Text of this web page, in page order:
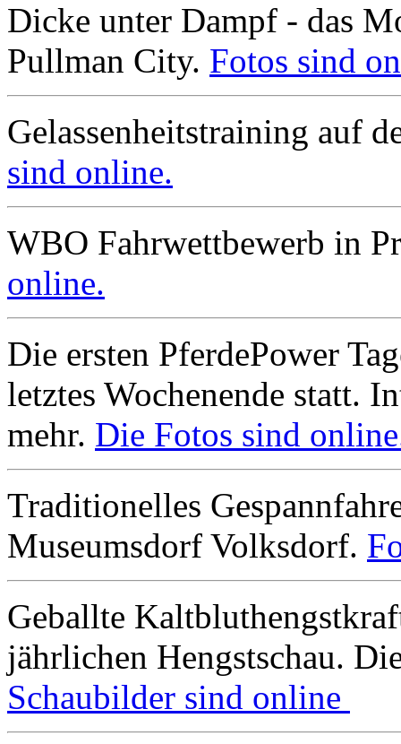
Dicke unter Dampf - das
Pullman City. Fotos sind
Gelassenheitstraining auf
sind online.
WBO Fahrwettbewerb in
online.
Die ersten PferdePower
letztes Wochenende statt.
mehr. Die Fotos sind
Traditionelles
Museumsdorf Volksdorf.
Geballte
jährlichen Hengstschau.
Schaubilder sind online